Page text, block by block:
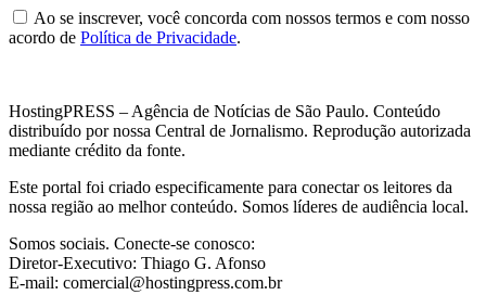
Ao se inscrever, você concorda com nossos termos e com nosso
acordo de Política de Privacidade.
HostingPRESS – Agência de Notícias de São Paulo. Conteúdo
distribuído por nossa Central de Jornalismo. Reprodução autorizada
mediante crédito da fonte.
Este portal foi criado especificamente para conectar os leitores da
nossa região ao melhor conteúdo. Somos líderes de audiência local.
Somos sociais. Conecte-se conosco:
Diretor-Executivo: Thiago G. Afonso
E-mail: comercial@hostingpress.com.br